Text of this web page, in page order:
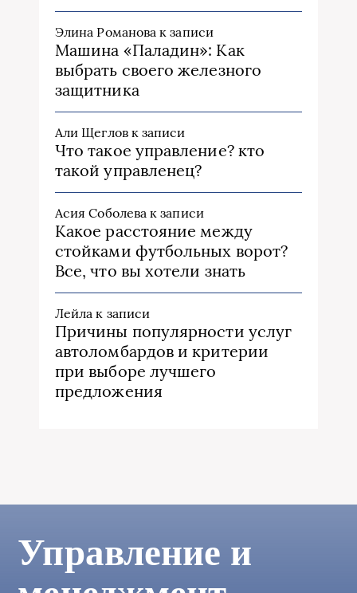
Элина Романова к записи
Машина «Паладин»: Как
выбрать своего железного
защитника
Али Щегловк записи
Что такое управление? кто
такой управленец?
Асия Соболева к записи
Какое расстояние между
стойками футбольных ворот?
Все, что вы хотели знать
Лейла к записи
Причины популярности услуг
автоломбардов и критерии
при выборе лучшего
предложения
Управление и